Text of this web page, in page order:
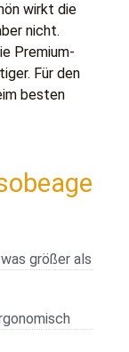
wirkt die
nicht.
Premium-
Für den
besten
größer als